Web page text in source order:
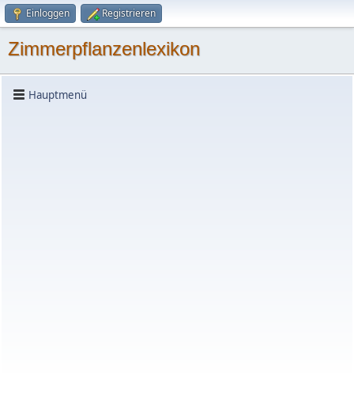
Einloggen Registrieren
Zimmerpflanzenlexikon
Hauptmenü